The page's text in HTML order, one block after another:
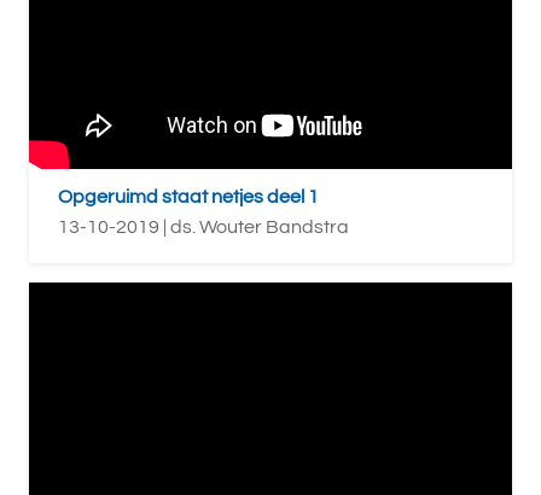
Opgeruimd staat netjes deel 1
13-10-2019 | ds. Wouter Bandstra